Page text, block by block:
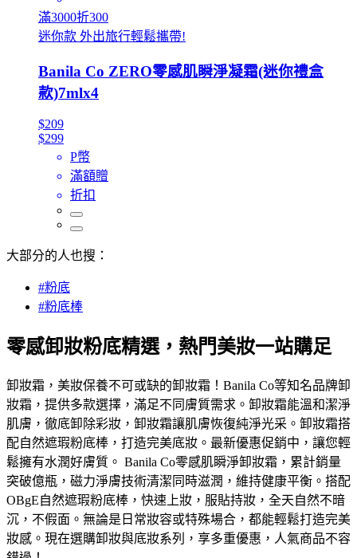
滿3000折300
迷你款 外出旅行輕鬆攜帶!
Banila Co ZERO零感肌瞬淨凝霜(迷你禮盒
款)7mlx4
$209
$299
P幣
滿額贈
折扣
大部分的人也搜：
#粉底
#粉底棒
零感卸妝粉底精選，熱門美妝一站購足
卸妝霜，美妝保養不可或缺的卸妝霜！Banila Co等知名品牌卸
妝霜，提供多款選擇，滿足不同膚質需求。卸妝霜能溫和潔淨
肌膚，徹底卸除彩妝，卸妝霜讓肌膚恢復純淨光采。卸妝霜搭
配自然遮瑕粉底棒，打造完美底妝。最新優惠促銷中，讓您輕
鬆擁有水潤好膚質。 Banila Co零感肌瞬淨卸妝霜，累計銷量
突破億瓶，磁力淨膚技術清潔同時滋潤，維持健康平衡。搭配
OBgE自然遮瑕粉底棒，快速上妝，服貼持妝，全天自然不暗
沉，不假面。無論是日常妝容或特殊場合，都能輕鬆打造完美
妝感。現在選購卸妝與底妝系列，享多重優惠，人氣商品不容